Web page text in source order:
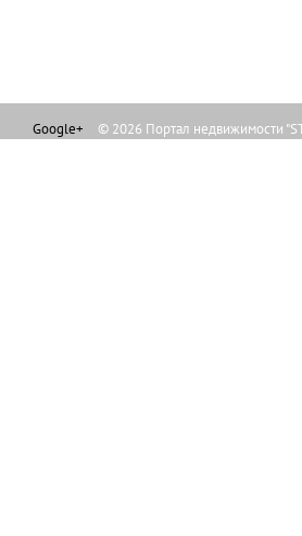
Google+ © 2026 Портал недвижимости